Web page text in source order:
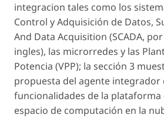
integracion tales como los
Control y Adquisición de Datos,
And Data Acquisition (SCADA,
ingles), las microrredes y las
Potencia (VPP); la sección 3
propuesta del agente integrador
funcionalidades de la plataforma
espacio de computación en la